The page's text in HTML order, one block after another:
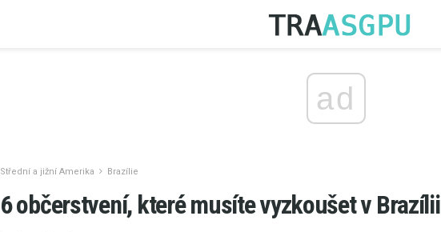
ad
Střední a jižní Amerika Brazílie
6 občerstvení, které musíte vyzkoušet v Brazílii